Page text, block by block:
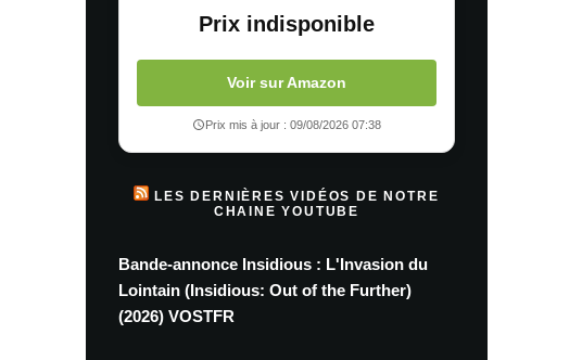
Prix indisponible
Voir sur Amazon
Prix mis à jour : 09/08/2026 07:38
LES DERNIÈRES VIDÉOS DE NOTRE
CHAINE YOUTUBE
Bande-annonce Insidious : L'Invasion du
Lointain (Insidious: Out of the Further)
(2026) VOSTFR